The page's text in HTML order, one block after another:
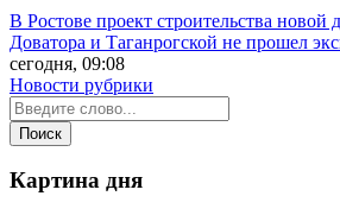
В Ростове проект строительства новой
Доватора и Таганрогской не прошел
сегодня, 09:08
Новости рубрики
Картина дня